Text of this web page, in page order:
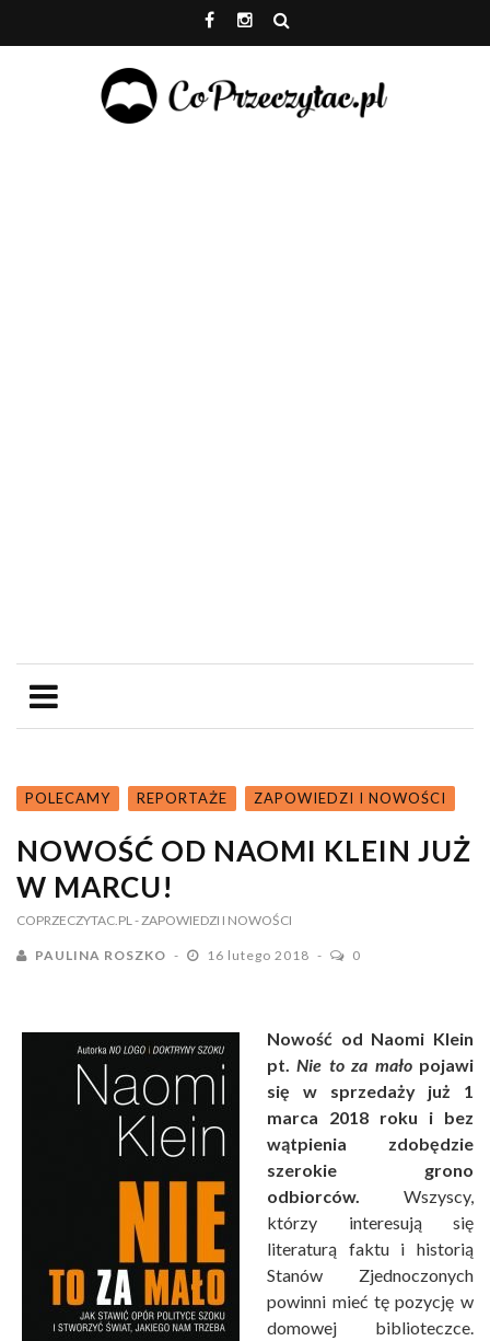
POLECAMY REPORTAŻE ZAPOWIEDZI I NOWOŚCI
NOWOŚĆ OD NAOMI KLEIN JUŻ
W MARCU!
COPRZECZYTAC.PL - ZAPOWIEDZI I NOWOŚCI
PAULINA ROSZKO 16 lutego 2018 0
Nowość od Naomi Klein
pt.Nie to za małopojawi
się w sprzedaży już 1
marca 2018 roku i bez
wątpienia zdobędzie
szerokie grono
odbiorców. Wszyscy,
którzy interesują się
literaturą faktu i historią
Stanów Zjednoczonych
powinni mieć tę pozycję w
domowej biblioteczce.